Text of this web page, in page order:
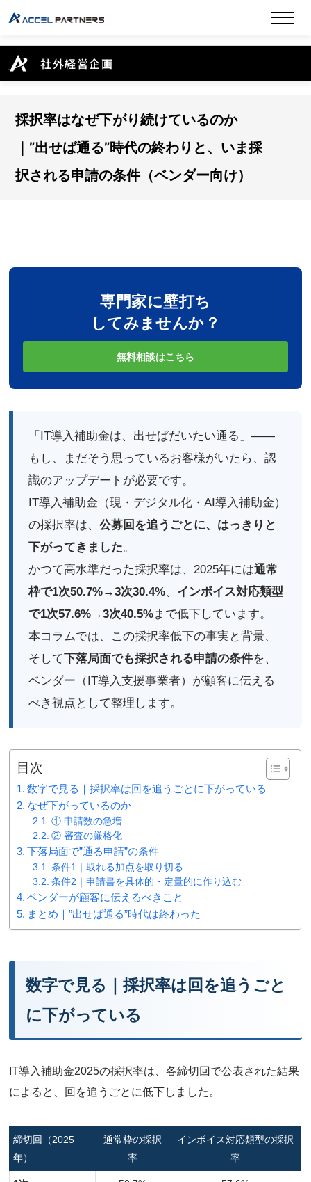
社外経営企画
採択率はなぜ下がり続けているのか
｜”出せば通る”時代の終わりと、いま採
択される申請の条件（ベンダー向け）
専門家に壁打ち
してみませんか？
無料相談はこちら
「IT導入補助金は、出せばだいたい通る」——
もし、まだそう思っているお客様がいたら、認
識のアップデートが必要です。
IT導入補助金（現・デジタル化・AI導入補助金）
の採択率は、公募回を追うごとに、はっきりと
下がってきました。
かつて高水準だった採択率は、2025年には通常
枠で1次50.7%→3次30.4%、 インボイス対応類型
で1次57.6%→3次40.5%まで低下しています。
本コラムでは、この採択率低下の事実と背景、
そして下落局面でも採択される申請の条件を、
ベンダー（IT導入支援事業者）が顧客に伝える
べき視点として整理します。
目次
数字で見る｜採択率は回を追うごとに下がっている
なぜ下がっているのか
① 申請数の急増
② 審査の厳格化
下落局面で”通る申請”の条件
条件1｜取れる加点を取り切る
条件2｜申請書を具体的・定量的に作り込む
ベンダーが顧客に伝えるべきこと
まとめ｜”出せば通る”時代は終わった
数字で見る｜採択率は回を追うごと
に下がっている
IT導入補助金2025の採択率は、各締切回で公表された結果
によると、回を追うごとに低下しました。
締切回（2025
年）
通常枠の採択
率
インボイス対応類型の採択
率